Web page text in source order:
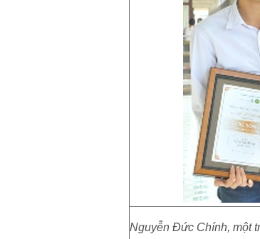
Nguyễn Đức Chính, một